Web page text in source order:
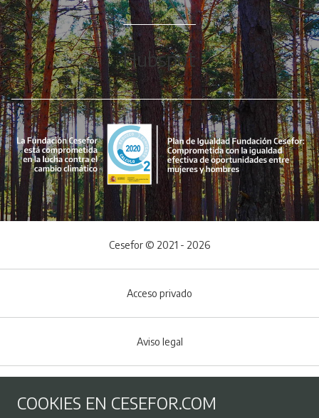
Hubspot
Cesefor © 2021 - 2026
Acceso privado
Aviso legal
COOKIES EN CESEFOR.COM